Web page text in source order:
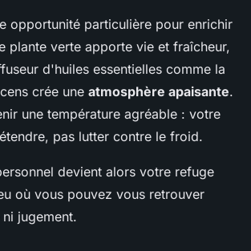
opportunité particulière pour enrichir
plante verte apporte vie et fraîcheur,
d'huiles essentielles comme la
crée une atmosphère apaisante.
une température agréable : votre
pas lutter contre le froid.
devient alors votre refuge
où vous pouvez vous retrouver
jugement.